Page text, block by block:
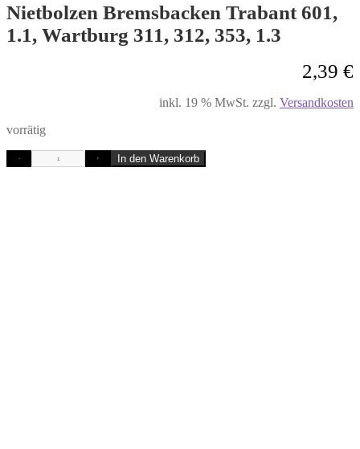
Nietbolzen Bremsbacken Trabant 601,
1.1, Wartburg 311, 312, 353, 1.3
2,39 €
inkl. 19 % MwSt. zzgl. Versandkosten
vorrätig
- + In den Warenkorb